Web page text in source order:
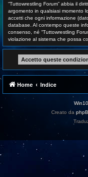
“Tuttowrestling Forum” abbia il
argomento in qualsiasi momento
accetti che ogni informazione
database. Al contempo queste
consenso, né “Tuttowrestling
violazione al sistema che possa
Home Indice
Win10
Creato da